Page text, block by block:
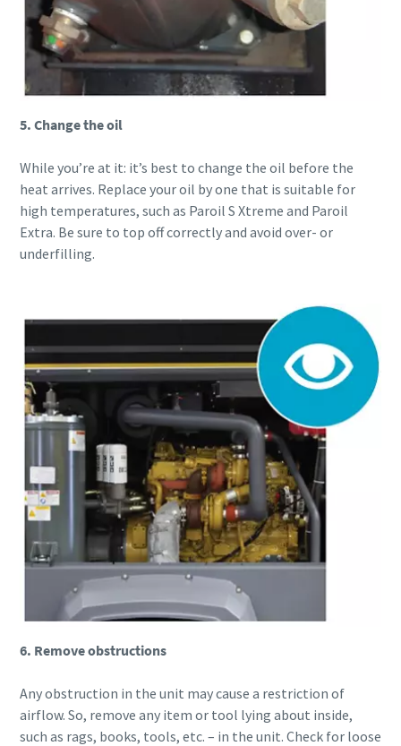
5. Change the oil
While you’re at it: it’s best to change the oil before the
heat arrives. Replace your oil by one that is suitable for
high temperatures, such as Paroil S Xtreme and Paroil
Extra. Be sure to top off correctly and avoid over- or
underfilling.
6. Remove obstructions
Any obstruction in the unit may cause a restriction of
airflow. So, remove any item or tool lying about inside,
such as rags, books, tools, etc. – in the unit. Check for loose